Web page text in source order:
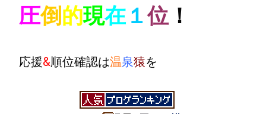
圧倒的現在１位！
応援&順位確認は温泉猿を